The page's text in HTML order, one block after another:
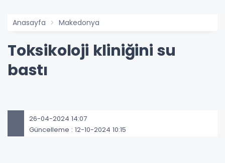
Anasayfa Makedonya
Toksikoloji kliniğini su
bastı
26-04-2024 14:07
Güncelleme : 12-10-2024 10:15